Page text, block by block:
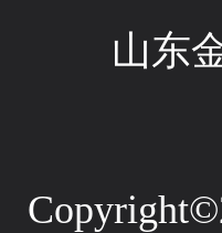
山东